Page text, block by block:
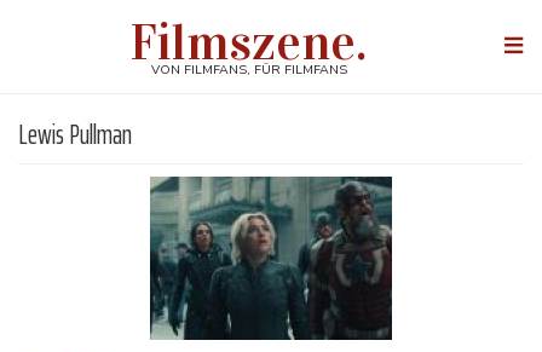
Filmszene.
VON FILMFANS, FÜR FILMFANS
Lewis Pullman